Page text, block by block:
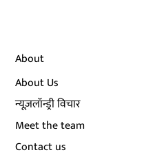
About
About Us
न्यूज़लॉन्ड्री विचार
Meet the team
Contact us